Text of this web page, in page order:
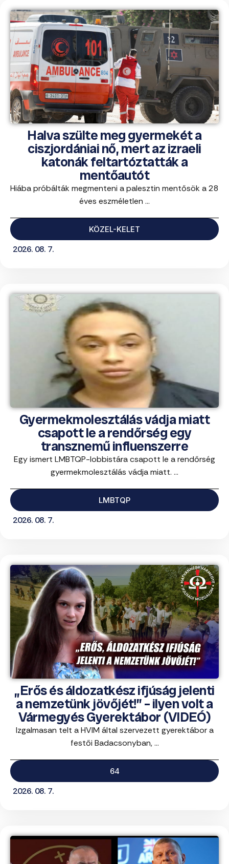
Halva szülte meg gyermekét a
ciszjordániai nő, mert az izraeli
katonák feltartóztatták a
mentőautót
Hiába próbálták megmenteni a palesztin mentősök a 28
éves eszméletlen ...
KÖZEL-KELET
2026. 08. 7.
Gyermekmolesztálás vádja miatt
csapott le a rendőrség egy
transznemű influenszerre
Egy ismert LMBTQP-lobbistára csapott le a rendőrség
gyermekmolesztálás vádja miatt. ...
LMBTQP
2026. 08. 7.
„Erős és áldozatkész ifjúság jelenti
a nemzetünk jövőjét!” – ilyen volt a
Vármegyés Gyerektábor (VIDEÓ)
Izgalmasan telt a HVIM által szervezett gyerektábor a
festői Badacsonyban, ...
64
2026. 08. 7.